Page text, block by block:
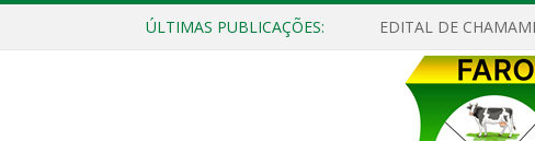
ÚLTIMAS PUBLICAÇÕES: EDITAL DE